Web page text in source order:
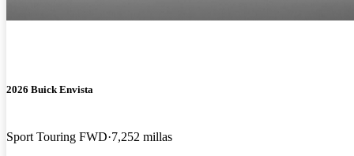
2026 Buick Envista
Sport Touring FWD 7,252 millas